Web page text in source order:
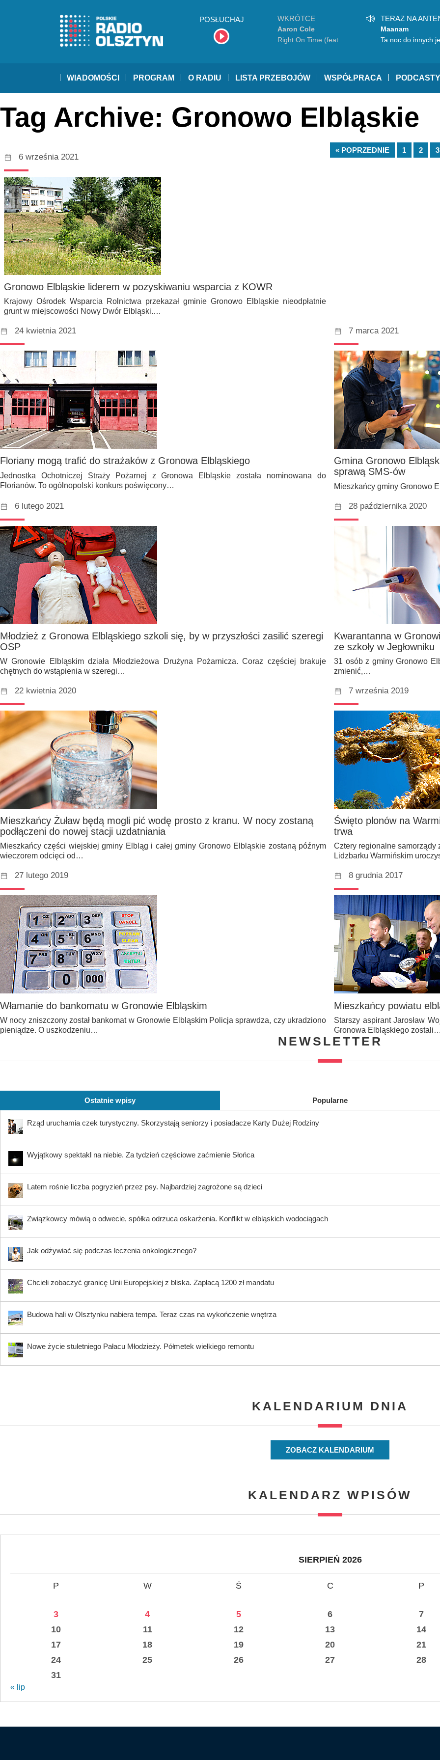
POSŁUCHAJ WKRÓTCE
Aaron Cole
Right On Time (feat.
TERAZ NA
Maanam
Ta noc do innych
WIADOMOŚCI PROGRAM O RADIU LISTA PRZEBOJÓW WSPÓŁPRACA PODCASTY
Tag Archive: Gronowo Elbląskie
6 września 2021
Gronowo Elbląskie liderem w pozyskiwaniu wsparcia z KOWR
Krajowy Ośrodek Wsparcia Rolnictwa przekazał gminie Gronowo Elbląskie nieodpłatnie
grunt w miejscowości Nowy Dwór Elbląski.…
24 kwietnia 2021
Floriany mogą trafić do strażaków z Gronowa Elbląskiego
Jednostka Ochotniczej Straży Pożarnej z Gronowa Elbląskie została nominowana do
Florianów. To ogólnopolski konkurs poświęcony…
7 marca 2021
Gmina Gronowo
sprawą SMS-ów
Mieszkańcy gminy Gronowo
6 lutego 2021
Młodzież z Gronowa Elbląskiego szkoli się, by w przyszłości zasilić szeregi
OSP
W Gronowie Elbląskim działa Młodzieżowa Drużyna Pożarnicza. Coraz częściej brakuje
chętnych do wstąpienia w szeregi…
28 października 2020
Kwarantanna w
ze szkoły w Jegłowniku
31 osób z gminy Gronowo
zmienić,…
22 kwietnia 2020
Mieszkańcy Żuław będą mogli pić wodę prosto z kranu. W nocy zostaną
podłączeni do nowej stacji uzdatniania
Mieszkańcy części wiejskiej gminy Elbląg i całej gminy Gronowo Elbląskie zostaną późnym
wieczorem odcięci od…
7 września 2019
Święto plonów na
trwa
Cztery regionalne samorządy
Lidzbarku Warmińskim
27 lutego 2019
Włamanie do bankomatu w Gronowie Elbląskim
W nocy zniszczony został bankomat w Gronowie Elbląskim Policja sprawdza, czy ukradziono
pieniądze. O uszkodzeniu…
8 grudnia 2017
Mieszkańcy powiatu
Starszy aspirant Jarosław
Gronowa Elbląskiego zostali…
« POPRZEDNIE 1 2 3
NEWSLETTER
Ostatnie wpisy Popularne
Rząd uruchamia czek turystyczny. Skorzystają seniorzy i posiadacze Karty Dużej Rodziny
Wyjątkowy spektakl na niebie. Za tydzień częściowe zaćmienie Słońca
Latem rośnie liczba pogryzień przez psy. Najbardziej zagrożone są dzieci
Związkowcy mówią o odwecie, spółka odrzuca oskarżenia. Konflikt w elbląskich wodociągach
Jak odżywiać się podczas leczenia onkologicznego?
Chcieli zobaczyć granicę Unii Europejskiej z bliska. Zapłacą 1200 zł mandatu
Budowa hali w Olsztynku nabiera tempa. Teraz czas na wykończenie wnętrza
Nowe życie stuletniego Pałacu Młodzieży. Półmetek wielkiego remontu
KALENDARIUM DNIA
ZOBACZ KALENDARIUM
KALENDARZ WPISÓW
SIERPIEŃ 2026
P W Ś C P
3
4 5 6 7
10
11 12 13 14
17
18 19 20 21
24
25 26 27 28
31
« lip